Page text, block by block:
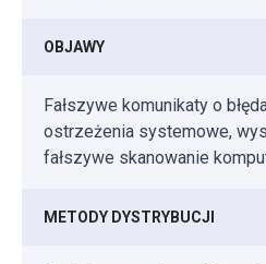
OBJAWY
Fałszywe komunikaty o
ostrzeżenia systemowe,
fałszywe skanowanie
METODY DYSTRYBUCJI